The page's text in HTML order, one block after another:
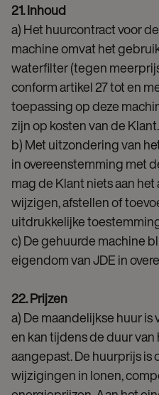
21. Inhoud
a) Het huurcontract voor
machine omvat het
waterfilter (tegen
conform artikel 27 tot en
toepassing op deze
zijn op kosten van de Klant.
b) Met uitzondering van
in overeenstemming met
mag de Klant niets aan
wijzigen, afstellen of
uitdrukkelijke
c) De gehuurde machine
eigendom van JDE in
22. Prijzen
a) De maandelijkse huur
en kan tijdens de duur
aangepast. De huurprijs is
wijzigingen in lonen,